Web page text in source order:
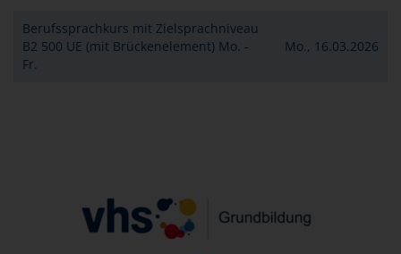
Berufssprachkurs mit Zielsprachniveau
B2 500 UE (mit Brückenelement) Mo. -
Fr.
Mo., 16.03.2026